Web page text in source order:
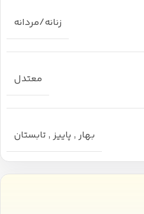
زنانه/مردانه
معتدل
بهار , پاییز , تابستان